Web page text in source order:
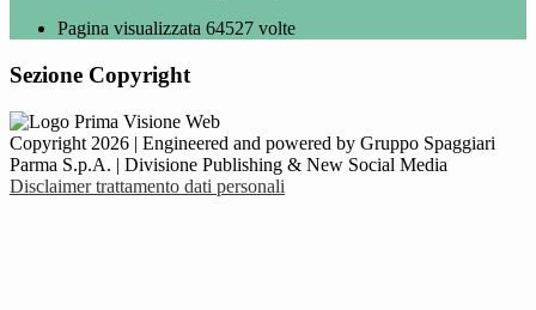
Pagina visualizzata 64527 volte
Sezione Copyright
Copyright 2026 | Engineered and powered by Gruppo Spaggiari
Parma S.p.A. | Divisione Publishing & New Social Media
Disclaimer trattamento dati personali